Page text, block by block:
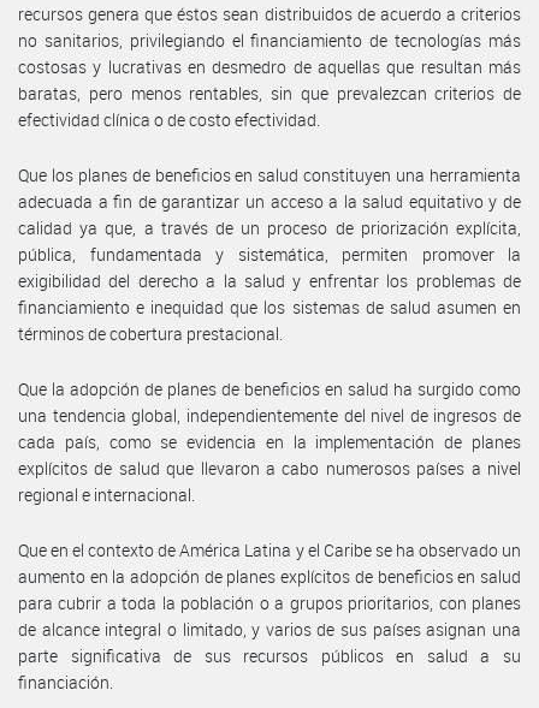
recursos genera que éstos sean distribuidos de acuerdo a criterios
no sanitarios, privilegiando el financiamiento de tecnologías más
costosas y lucrativas en desmedro de aquellas que resultan más
baratas, pero menos rentables, sin que prevalezcan criterios de
efectividad clínica o de costo efectividad.
Que los planes de beneficios en salud constituyen una herramienta
adecuada a fin de garantizar un acceso a la salud equitativo y de
calidad ya que, a través de un proceso de priorización explícita,
pública, fundamentada y sistemática, permiten promover la
exigibilidad del derecho a la salud y enfrentar los problemas de
financiamiento e inequidad que los sistemas de salud asumen en
términos de cobertura prestacional.
Que la adopción de planes de beneficios en salud ha surgido como
una tendencia global, independientemente del nivel de ingresos de
cada país, como se evidencia en la implementación de planes
explícitos de salud que llevaron a cabo numerosos países a nivel
regional e internacional.
Que en el contexto de América Latina y el Caribe se ha observado un
aumento en la adopción de planes explícitos de beneficios en salud
para cubrir a toda la población o a grupos prioritarios, con planes
de alcance integral o limitado, y varios de sus países asignan una
parte significativa de sus recursos públicos en salud a su
financiación.